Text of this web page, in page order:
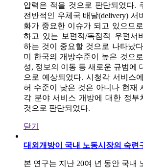
압력은 적을 것으로 판단되었다.
전반적인 우체국 배달(delivery) 서
화가 중요한 이슈가 되고 있으므
하고 있는 보편적/독점적 우편서
하는 것이 중요할 것으로 나타났
미 한국의 개방수준이 높은 것으
성, 정보의 이동 등 새로운 규범에
으로 예상되었다. 시청각 서비스
허 수준이 낮은 것은 아니나 현재
각 분야 서비스 개방에 대한 정부
것으로 판단되었다.
닫기
대외개방이 국내 노동시장의 숙련
본 연구는 지난 20여 년 동안 국내